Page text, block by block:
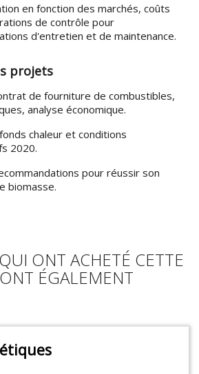
en fonction des marchés, coûts
de contrôle pour
d'entretien et de maintenance.
projets
de fourniture de combustibles,
analyse économique.
chaleur et conditions
2020.
pour réussir son
biomasse.
ONT ACHETÉ CETTE
ÉGALEMENT